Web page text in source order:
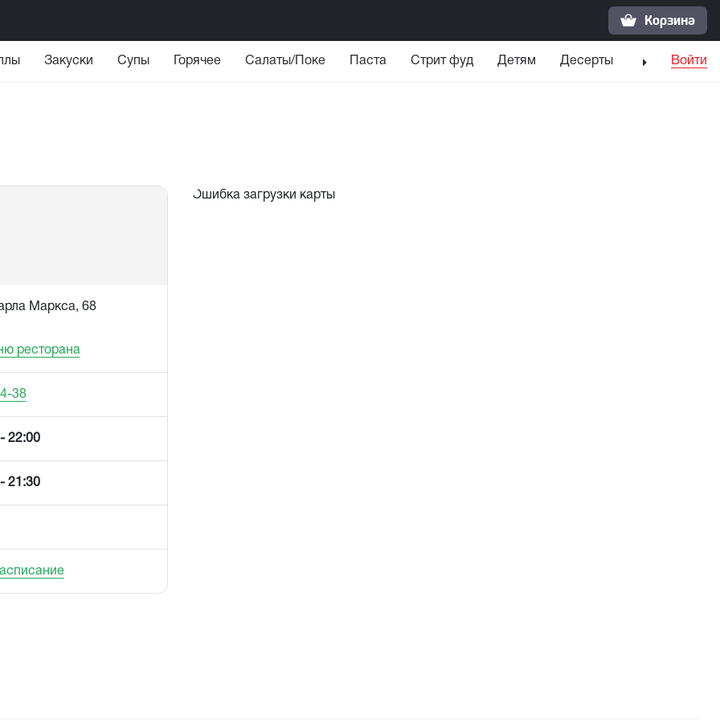
Корзина
Закуски Супы Горячее Салаты/Поке Паста Стрит фуд Детям Десерты НапиткиВойти
Маркса, 68
ресторана
38
22:00
21:30
Ошибка загрузки карты